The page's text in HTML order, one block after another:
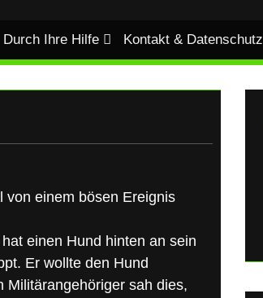
Durch Ihre Hilfe Kontakt & Datenschutz
von einem bösen Ereignis
einen Hund hinten an sein
Er wollte den Hund
Militärangehöriger sah dies,